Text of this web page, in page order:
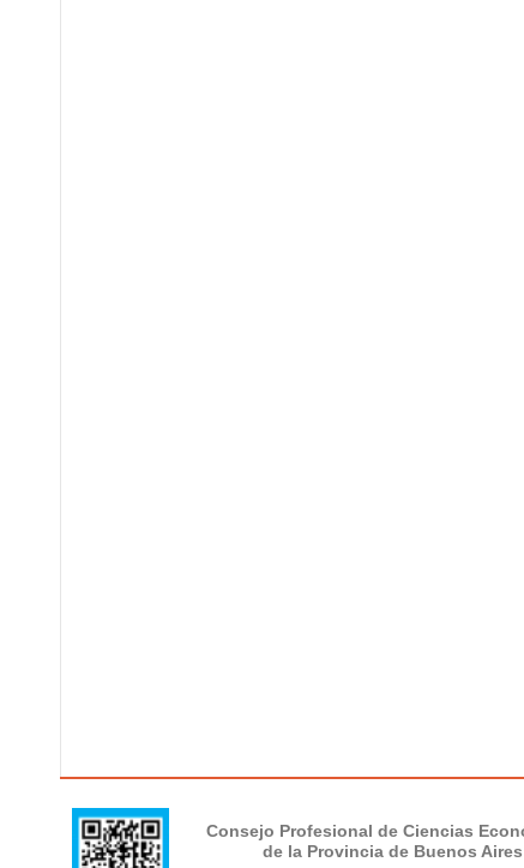
Consejo Profesional de Ciencias
de la Provincia de Buenos Aires